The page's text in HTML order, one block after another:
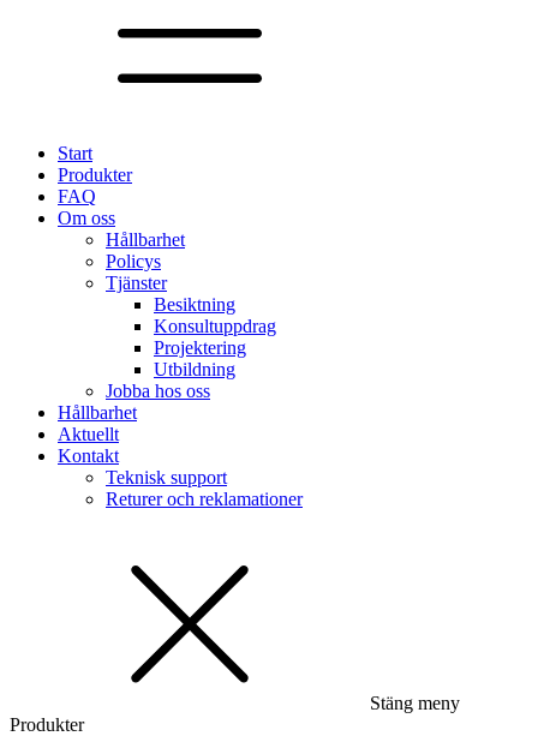
Start
Produkter
FAQ
Om oss
Hållbarhet
Policys
Tjänster
Besiktning
Konsultuppdrag
Projektering
Utbildning
Jobba hos oss
Hållbarhet
Aktuellt
Kontakt
Teknisk support
Returer och reklamationer
Stäng meny
Produkter